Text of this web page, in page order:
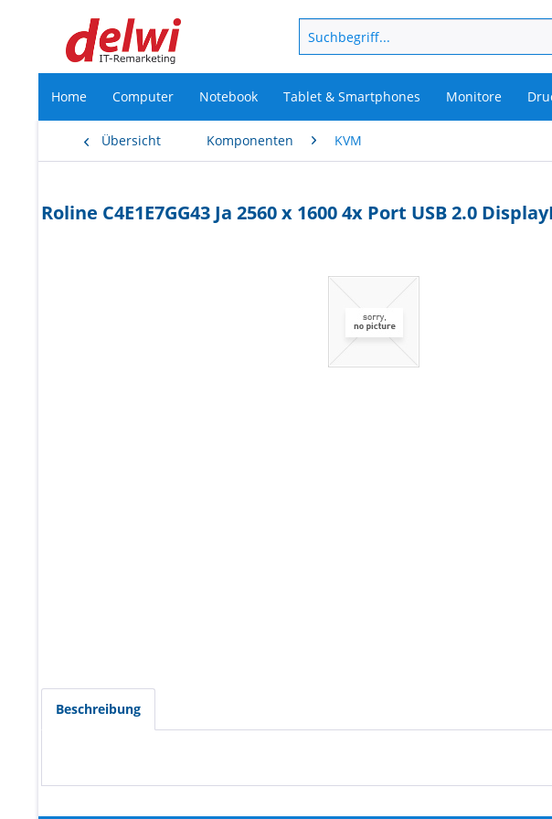
Home Computer Notebook Tablet & Smartphones Monitore
Übersicht Komponenten KVM
Roline C4E1E7GG43 Ja 2560 x 1600 4x Port USB 2.0
Beschreibung